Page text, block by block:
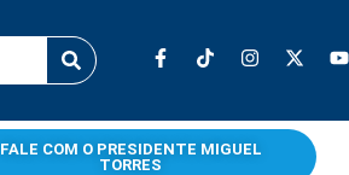
FALE COM O PRESIDENTE MIGUEL
TORRES